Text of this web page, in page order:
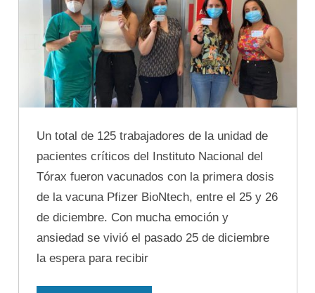
Un total de 125 trabajadores de la unidad de
pacientes críticos del Instituto Nacional del
Tórax fueron vacunados con la primera dosis
de la vacuna Pfizer BioNtech, entre el 25 y 26
de diciembre. Con mucha emoción y
ansiedad se vivió el pasado 25 de diciembre
la espera para recibir